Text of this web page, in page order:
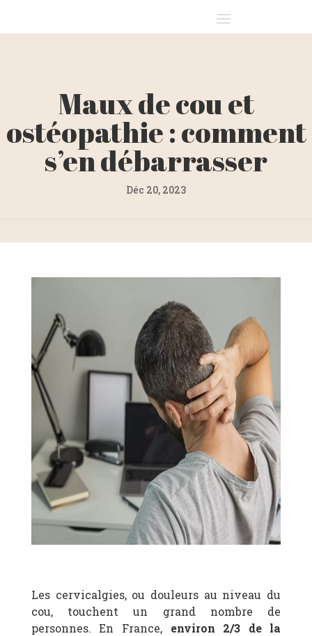
Maux de cou et
ostéopathie : comment
s’en débarrasser
Déc 20, 2023
Les cervicalgies, ou douleurs au niveau du
cou, touchent un grand nombre de
personnes.En France, environ 2/3 de la